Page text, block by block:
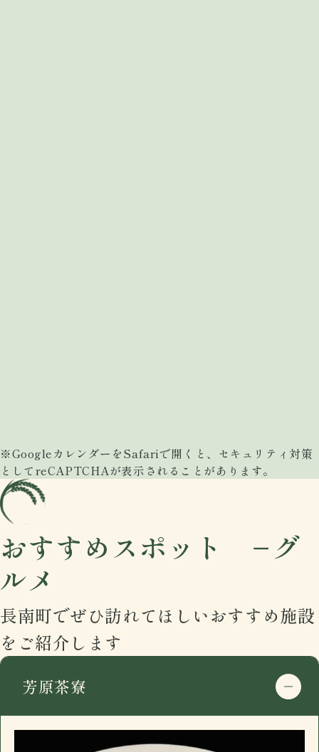
※GoogleカレンダーをSafariで開くと、セキュリティ対策
としてreCAPTCHAが表示されることがあります。
おすすめスポット −グ
ルメ
長南町でぜひ訪れてほしいおすすめ施設
をご紹介します
芳原茶寮